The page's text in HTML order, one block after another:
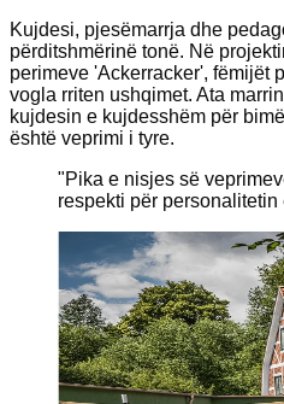
Kujdesi, pjesëmarrja dhe
përditshmërinë tonë. Në
perimeve 'Ackerracker', fëmijët
vogla rriten ushqimet. Ata
kujdesin e kujdesshëm për
është veprimi i tyre.
"Pika e nisjes së
respekti për personalitetin